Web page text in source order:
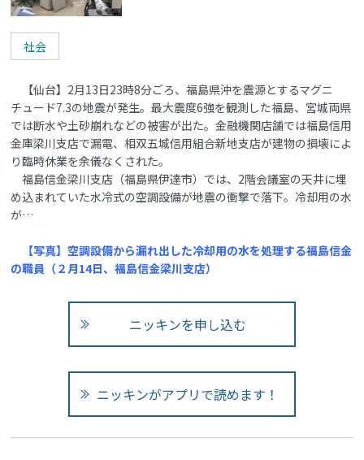
社会
【仙台】2月13日23時8分ごろ、福島県沖を震源とするマグニ
チュード7.3の地震が発生。最大震度6強を観測した福島、宮城両県
では断水や土砂崩れなどの被害が出た。金融機関店舗では福島信用
金庫梁川支店で漏電、相双五城信用組合新地支店が建物の損壊によ
り臨時休業を余儀なくされた。
福島信金梁川支店（福島県伊達市）では、2階会議室の天井に埋
め込まれていた水冷式の空調設備が地震の衝撃で落下。冷却用の水
が…
【写真】空調設備から漏れ出した冷却用の水を処理する福島信金
の職員（２月14日、福島信金梁川支店）
ニッキンを申し込む
ニッキンがアプリで読めます！